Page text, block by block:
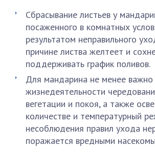
Сбрасывание листьев у
посаженного в комнатных
результатом неправильного
причине листва желтеет и
поддерживать график поливов.
Для мандарина не менее
жизнедеятельности
вегетации и покоя, а также
количестве и температурный
несоблюдения правил ухода
поражается вредными